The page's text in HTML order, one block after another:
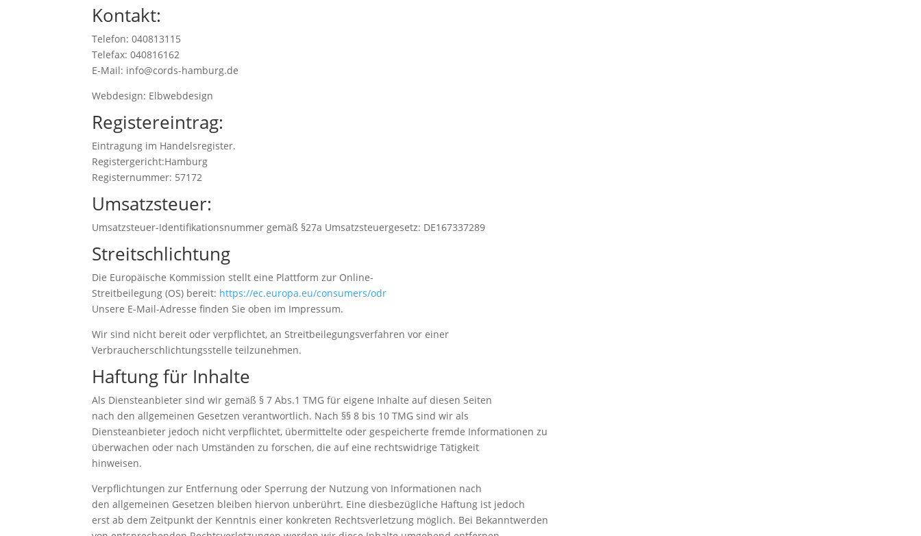
Kontakt:
Telefon: 040813115
Telefax: 040816162
E-Mail: info@cords-hamburg.de
Webdesign: Elbwebdesign
Registereintrag:
Eintragung im Handelsregister.
Registergericht:Hamburg
Registernummer: 57172
Umsatzsteuer:
Umsatzsteuer-Identifikationsnummer gemäß §27a Umsatzsteuergesetz: DE167337289
Streitschlichtung
Die Europäische Kommission stellt eine Plattform zur Online-
Streitbeilegung (OS) bereit: https://ec.europa.eu/consumers/odr
Unsere E-Mail-Adresse finden Sie oben im Impressum.
Wir sind nicht bereit oder verpflichtet, an Streitbeilegungsverfahren vor einer
Verbraucherschlichtungsstelle teilzunehmen.
Haftung für Inhalte
Als Diensteanbieter sind wir gemäß § 7 Abs.1 TMG für eigene Inhalte auf diesen Seiten
nach den allgemeinen Gesetzen verantwortlich. Nach §§ 8 bis 10 TMG sind wir als
Diensteanbieter jedoch nicht verpflichtet, übermittelte oder gespeicherte fremde Informationen zu
überwachen oder nach Umständen zu forschen, die auf eine rechtswidrige Tätigkeit
hinweisen.
Verpflichtungen zur Entfernung oder Sperrung der Nutzung von Informationen nach
den allgemeinen Gesetzen bleiben hiervon unberührt. Eine diesbezügliche Haftung ist jedoch
erst ab dem Zeitpunkt der Kenntnis einer konkreten Rechtsverletzung möglich. Bei Bekanntwerden